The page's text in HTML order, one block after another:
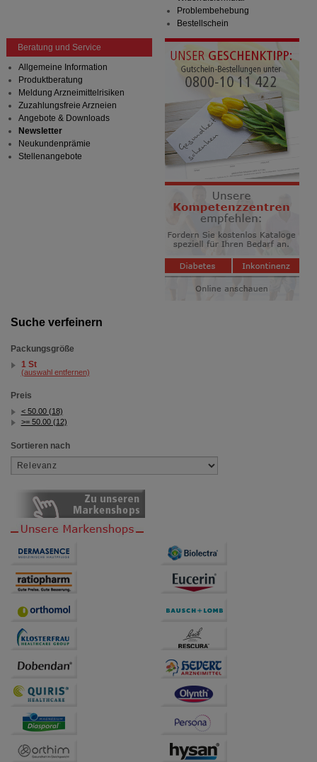
Suche verfeinern
Packungsgröße
1 St
(auswahl entfernen)
Preis
< 50.00 (18)
>= 50.00 (12)
Sortieren nach
Problembehebung
Bestellschein
Beratung und Service
Allgemeine Information
Produktberatung
Meldung Arzneimittelrisiken
Zuzahlungsfreie Arzneien
Angebote & Downloads
Newsletter
Neukundenprämie
Stellenangebote